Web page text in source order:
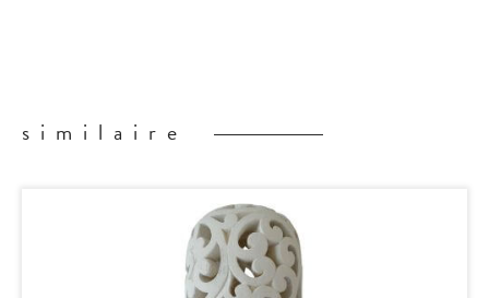
similaire